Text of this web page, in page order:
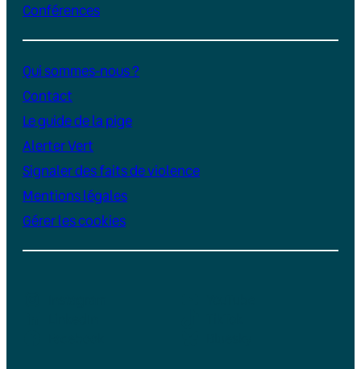
Conférences
Qui sommes-nous ?
Contact
Le guide de la pige
Alerter Vert
Signaler des faits de violence
Mentions légales
Gérer les cookies